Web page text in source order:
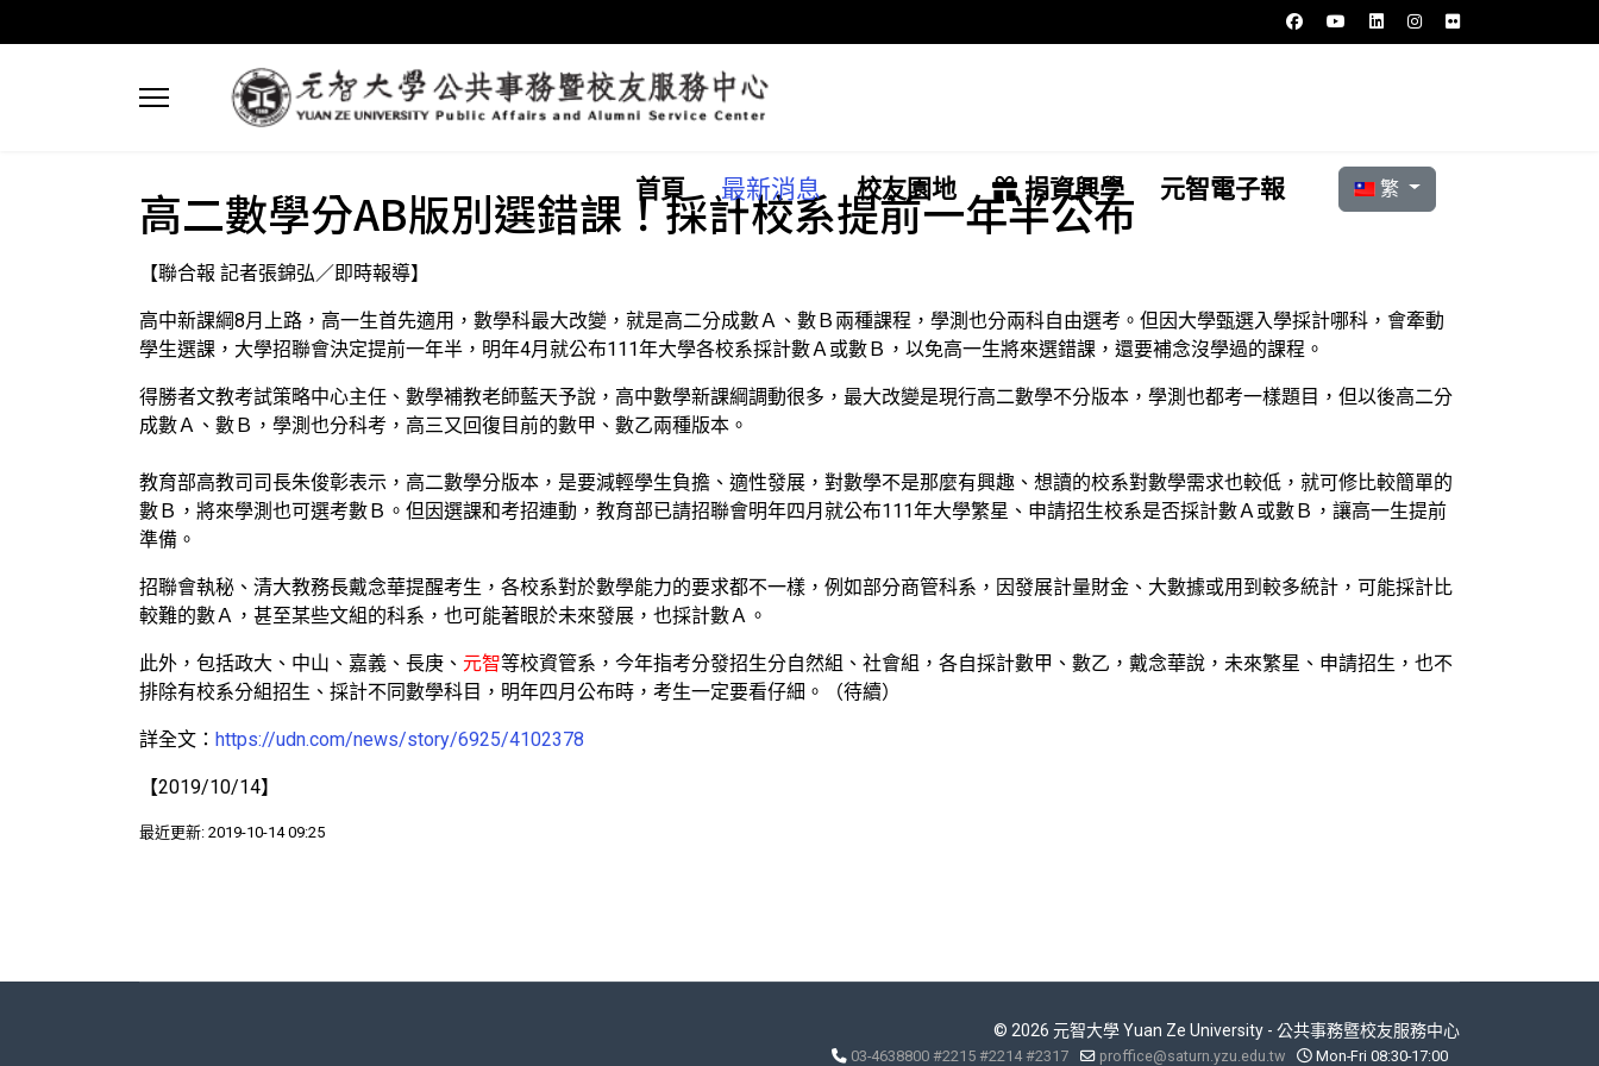
首頁 最新消息 校友園地 捐資興學 元智電子報 選擇你的語言
繁
高二數學分AB版別選錯課！採計校系提前一年半公布
【聯合報 記者張錦弘／即時報導】
高中新課綱8月上路，高一生首先適用，數學科最大改變，就是高二分成數Ａ、數Ｂ兩種課程，學測也分兩科自由選考。但因大學甄選入學採計哪科，會牽動
學生選課，大學招聯會決定提前一年半，明年4月就公布111年大學各校系採計數Ａ或數Ｂ，以免高一生將來選錯課，還要補念沒學過的課程。
得勝者文教考試策略中心主任、數學補教老師藍天予說，高中數學新課綱調動很多，最大改變是現行高二數學不分版本，學測也都考一樣題目，但以後高二分
成數Ａ、數Ｂ，學測也分科考，高三又回復目前的數甲、數乙兩種版本。
教育部高教司司長朱俊彰表示，高二數學分版本，是要減輕學生負擔、適性發展，對數學不是那麼有興趣、想讀的校系對數學需求也較低，就可修比較簡單的
數Ｂ，將來學測也可選考數Ｂ。但因選課和考招連動，教育部已請招聯會明年四月就公布111年大學繁星、申請招生校系是否採計數Ａ或數Ｂ，讓高一生提前
準備。
招聯會執秘、清大教務長戴念華提醒考生，各校系對於數學能力的要求都不一樣，例如部分商管科系，因發展計量財金、大數據或用到較多統計，可能採計比
較難的數Ａ，甚至某些文組的科系，也可能著眼於未來發展，也採計數Ａ。
此外，包括政大、中山、嘉義、長庚、 元智等校資管系，今年指考分發招生分自然組、社會組，各自採計數甲、數乙，戴念華說，未來繁星、申請招生，也不
排除有校系分組招生、採計不同數學科目，明年四月公布時，考生一定要看仔細。（待續）
詳全文： https://udn.com/news/story/6925/4102378
【2019/10/14】
最近更新: 2019-10-14 09:25
© 2026 元智大學 Yuan Ze University - 公共事務暨校友服務中心
03-4638800 #2215 #2214 #2317 proffice@saturn.yzu.edu.tw Mon-Fri 08:30-17:00